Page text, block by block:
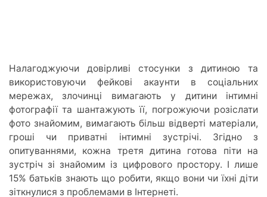
Налагоджуючи довірливі стосунки з дитиною та
використовуючи фейкові акаунти в соціальних
мережах, злочинці вимагають у дитини інтимні
фотографії та шантажують її, погрожуючи розіслати
фото знайомим, вимагають більш відверті матеріали,
гроші чи приватні інтимні зустрічі. Згідно з
опитуваннями, кожна третя дитина готова піти на
зустріч зі знайомим із цифрового простору. І лише
15% батьків знають що робити, якщо вони чи їхні діти
зіткнулися з проблемами в Інтернеті.